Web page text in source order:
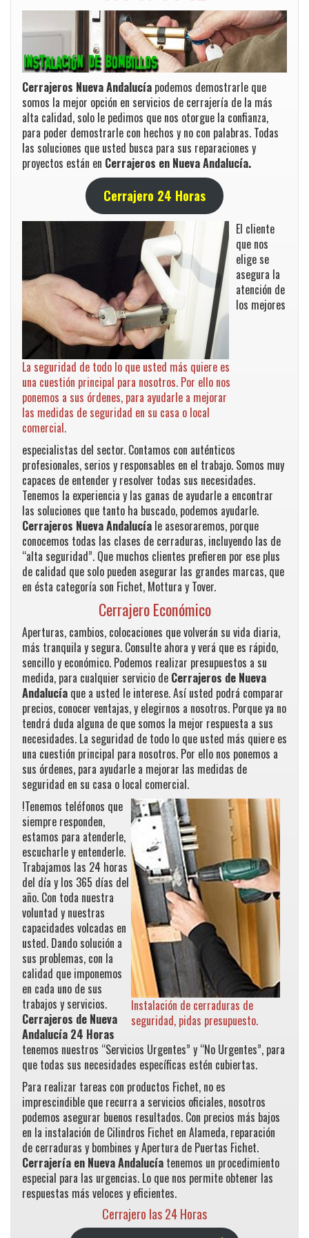
Cerrajeros Nueva Andalucía podemos demostrarle que
somos la mejor opción en servicios de cerrajería de la más
alta calidad, solo le pedimos que nos otorgue la confianza,
para poder demostrarle con hechos y no con palabras. Todas
las soluciones que usted busca para sus reparaciones y
proyectos están en Cerrajeros en Nueva Andalucía.
Cerrajero 24 Horas
La seguridad de todo lo que usted más quiere es
una cuestión principal para nosotros. Por ello nos
ponemos a sus órdenes, para ayudarle a mejorar
las medidas de seguridad en su casa o local
comercial.
El cliente
que nos
elige se
asegura la
atención de
los mejores
especialistas del sector. Contamos con auténticos
profesionales, serios y responsables en el trabajo. Somos muy
capaces de entender y resolver todas sus necesidades.
Tenemos la experiencia y las ganas de ayudarle a encontrar
las soluciones que tanto ha buscado, podemos ayudarle.
Cerrajeros Nueva Andalucía le asesoraremos, porque
conocemos todas las clases de cerraduras, incluyendo las de
“alta seguridad”. Que muchos clientes prefieren por ese plus
de calidad que solo pueden asegurar las grandes marcas, que
en ésta categoría son Fichet, Mottura y Tover.
Cerrajero Económico
Aperturas, cambios, colocaciones que volverán su vida diaria,
más tranquila y segura. Consulte ahora y verá que es rápido,
sencillo y económico. Podemos realizar presupuestos a su
medida, para cualquier servicio de Cerrajeros de Nueva
Andalucía que a usted le interese. Así usted podrá comparar
precios, conocer ventajas, y elegirnos a nosotros. Porque ya no
tendrá duda alguna de que somos la mejor respuesta a sus
necesidades. La seguridad de todo lo que usted más quiere es
una cuestión principal para nosotros. Por ello nos ponemos a
sus órdenes, para ayudarle a mejorar las medidas de
seguridad en su casa o local comercial.
Instalación de cerraduras de
seguridad, pidas presupuesto.
!Tenemos teléfonos que
siempre responden,
estamos para atenderle,
escucharle y entenderle.
Trabajamos las 24 horas
del día y los 365 días del
año. Con toda nuestra
voluntad y nuestras
capacidades volcadas en
usted. Dando solución a
sus problemas, con la
calidad que imponemos
en cada uno de sus
trabajos y servicios.
Cerrajeros de Nueva
Andalucía 24 Horas
tenemos nuestros “Servicios Urgentes” y “No Urgentes”, para
que todas sus necesidades específicas estén cubiertas.
Para realizar tareas con productos Fichet, no es
imprescindible que recurra a servicios oficiales, nosotros
podemos asegurar buenos resultados. Con precios más bajos
en la instalación de Cilindros Fichet en Alameda, reparación
de cerraduras y bombines y Apertura de Puertas Fichet.
Cerrajería en Nueva Andalucía tenemos un procedimiento
especial para las urgencias. Lo que nos permite obtener las
respuestas más veloces y eficientes.
Cerrajero las 24 Horas